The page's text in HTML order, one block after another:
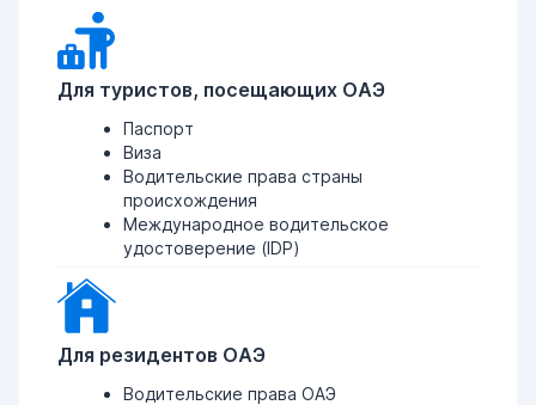
Для туристов, посещающих ОАЭ
Паспорт
Виза
Водительские права страны
происхождения
Международное водительское
удостоверение (IDP)
Для резидентов ОАЭ
Водительские права ОАЭ